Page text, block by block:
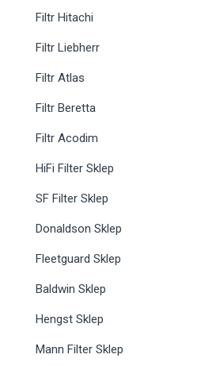
Filtr Hitachi
Filtr Liebherr
Filtr Atlas
Filtr Beretta
Filtr Acodim
HiFi Filter Sklep
SF Filter Sklep
Donaldson Sklep
Fleetguard Sklep
Baldwin Sklep
Hengst Sklep
Mann Filter Sklep